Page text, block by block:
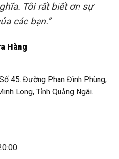
Tôi rất biết ơn sự
các bạn.”
Hàng
Số 45, Đường Phan Đình Phùng,
Long, Tỉnh Quảng Ngãi.